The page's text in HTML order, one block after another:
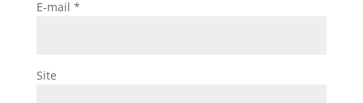
E-mail *
Site